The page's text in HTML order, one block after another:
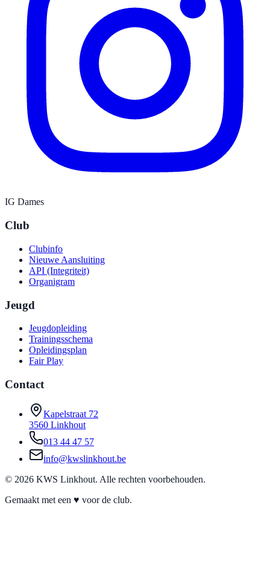
IG Dames
Club
Clubinfo
Nieuwe Aansluiting
API (Integriteit)
Organigram
Jeugd
Jeugdopleiding
Trainingsschema
Opleidingsplan
Fair Play
Contact
Kapelstraat 72
3560 Linkhout
013 44 47 57
info@kwslinkhout.be
© 2026 KWS Linkhout. Alle rechten voorbehouden.
Gemaakt met een ♥ voor de club.